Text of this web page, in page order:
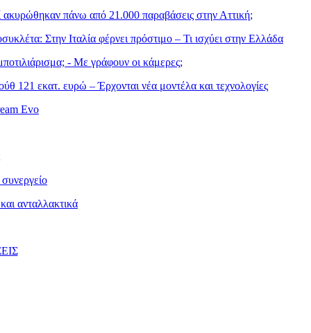
ακυρώθηκαν πάνω από 21.000 παραβάσεις στην Αττική;
Στην Ιταλία φέρνει πρόστιμο – Τι ισχύει στην Ελλάδα
- Με γράφουν οι κάμερες;
121 εκατ. ευρώ – Έρχονται νέα μοντέλα και τεχνολογίες
Evo
ανταλλακτικά